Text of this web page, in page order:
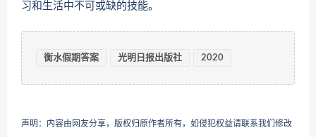
习和生活中不可或缺的技能。
衡水假期答案 光明日报出版社 2020
声明：内容由网友分享，版权归原作者所有，如侵犯权益请联系我们修改